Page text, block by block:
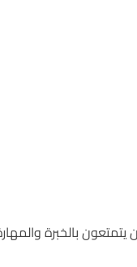
يتمتعون بالخبرة